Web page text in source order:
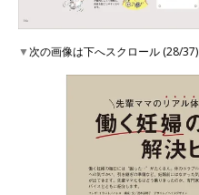
▼次の画像は下へスクロール (28/37)